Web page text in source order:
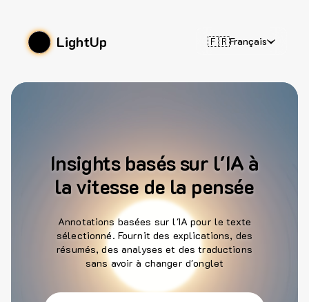
LightUp 🇫🇷Français
Insights basés sur l'IA à
la vitesse de la pensée
Annotations basées sur l'IA pour le texte
sélectionné. Fournit des explications, des
résumés, des analyses et des traductions
sans avoir à changer d'onglet